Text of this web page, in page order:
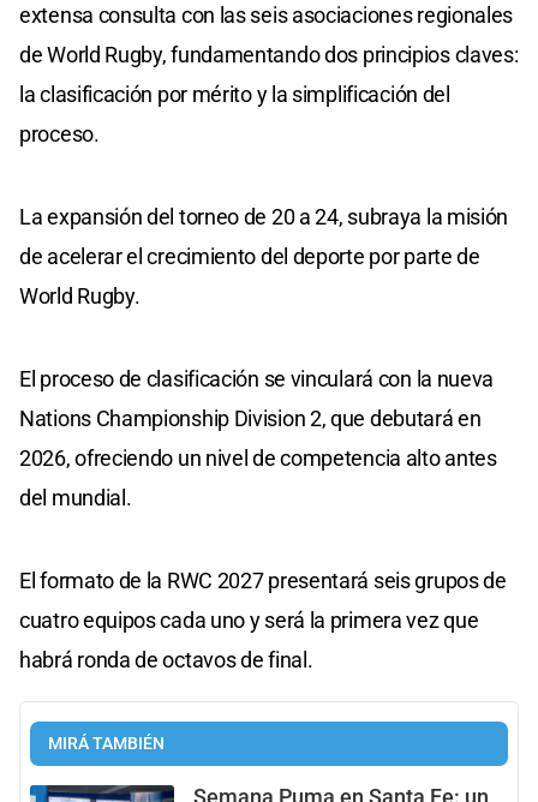
extensa consulta con las seis asociaciones regionales
de World Rugby, fundamentando dos principios claves:
la clasificación por mérito y la simplificación del
proceso.
La expansión del torneo de 20 a 24, subraya la misión
de acelerar el crecimiento del deporte por parte de
World Rugby.
El proceso de clasificación se vinculará con la nueva
Nations Championship Division 2, que debutará en
2026, ofreciendo un nivel de competencia alto antes
del mundial.
El formato de la RWC 2027 presentará seis grupos de
cuatro equipos cada uno y será la primera vez que
habrá ronda de octavos de final.
MIRÁ TAMBIÉN
Semana Puma en Santa Fe: un